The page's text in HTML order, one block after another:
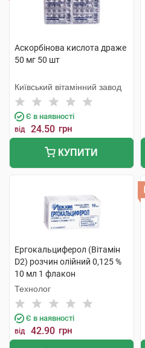
Аскорбінова кислота драже
50 мг 50 шт
Київський вітамінний завод
Є в наявності
від 24.50 грн
КУПИТИ
Ергокальциферол (Вітамін
D2) розчин олійний 0,125 %
10 мл 1 флакон
Технолог
Є в наявності
від 42.90 грн